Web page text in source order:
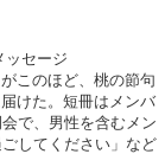
ッセージ
このほど、桃の節句
けた。短冊はメンバ
で、男性を含むメン
してください」など